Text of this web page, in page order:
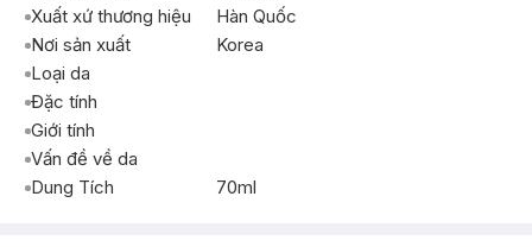
Xuất xứ thương hiệu
Hàn Quốc
Nơi sản xuất
Korea
Loại da
Đặc tính
Giới tính
Vấn đề về da
Dung Tích
70ml